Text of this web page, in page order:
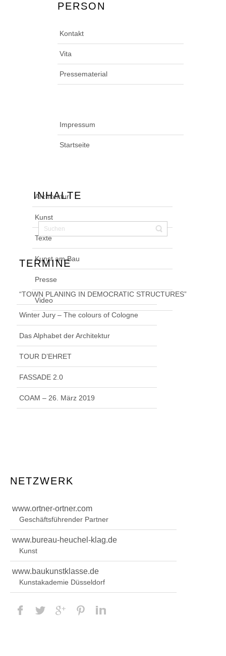
PERSON
Kontakt
Vita
Pressematerial
Impressum
Startseite
Architektur
Kunst
Texte
Kunst am Bau
Presse
Video
INHALTE
TERMINE
“TOWN PLANING IN DEMOCRATIC STRUCTURES”
Winter Jury – The colours of Cologne
Das Alphabet der Architektur
TOUR D’EHRET
FASSADE 2.0
COAM – 26. März 2019
NETZWERK
www.ortner-ortner.com
Geschäftsführender Partner
www.bureau-heuchel-klag.de
Kunst
www.baukunstklasse.de
Kunstakademie Düsseldorf